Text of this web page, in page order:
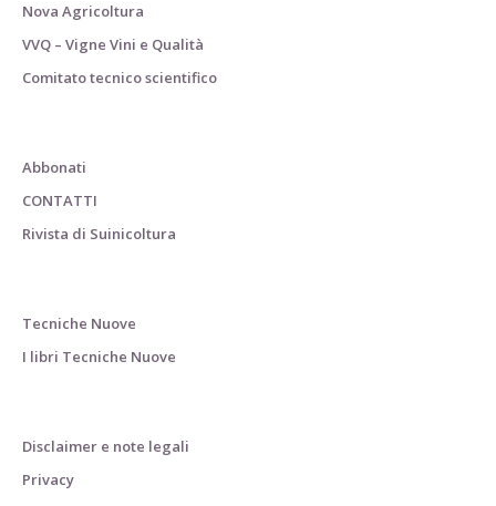
Nova Agricoltura
VVQ – Vigne Vini e Qualità
Comitato tecnico scientifico
Abbonati
CONTATTI
Rivista di Suinicoltura
Tecniche Nuove
I libri Tecniche Nuove
Disclaimer e note legali
Privacy